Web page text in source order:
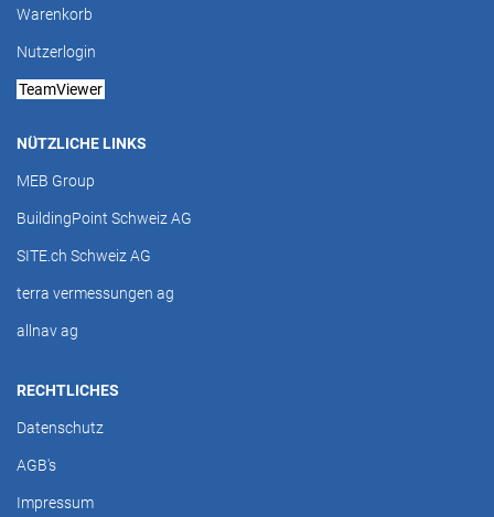
Warenkorb
Nutzerlogin
TeamViewer
NÜTZLICHE LINKS
MEB Group
BuildingPoint Schweiz AG
SITE.ch Schweiz AG
terra vermessungen ag
allnav ag
RECHTLICHES
Datenschutz
AGB's
Impressum